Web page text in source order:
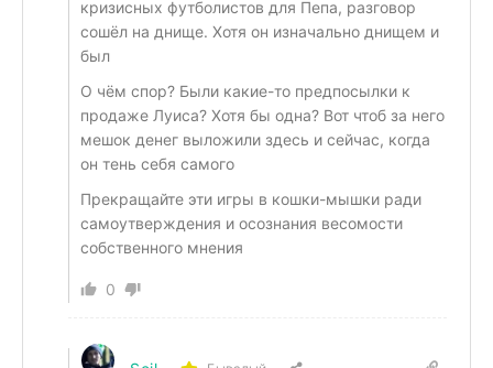
кризисных футболистов для Пепа, разговор
сошёл на днище. Хотя он изначально днищем и
был
О чём спор? Были какие-то предпосылки к
продаже Луиса? Хотя бы одна? Вот чтоб за него
мешок денег выложили здесь и сейчас, когда
он тень себя самого
Прекращайте эти игры в кошки-мышки ради
самоутверждения и осознания весомости
собственного мнения
0